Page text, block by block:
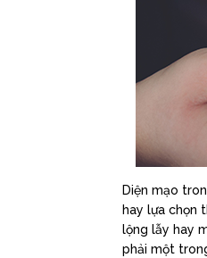
Diện mạo
hay lựa chọn
lộng lẫy hay
phải một